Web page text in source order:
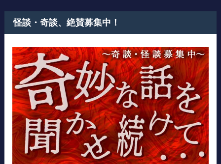
怪談・奇談、絶賛募集中！